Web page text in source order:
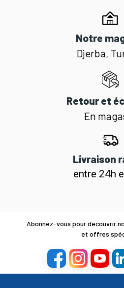
Notre
Djerba,
Retour et
En
Livraison
entre 24h
Abonnez-vous pour découvrir
et offres